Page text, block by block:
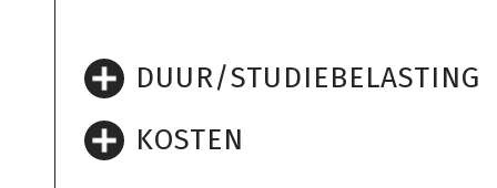
DUUR/STUDIEBELASTING
KOSTEN